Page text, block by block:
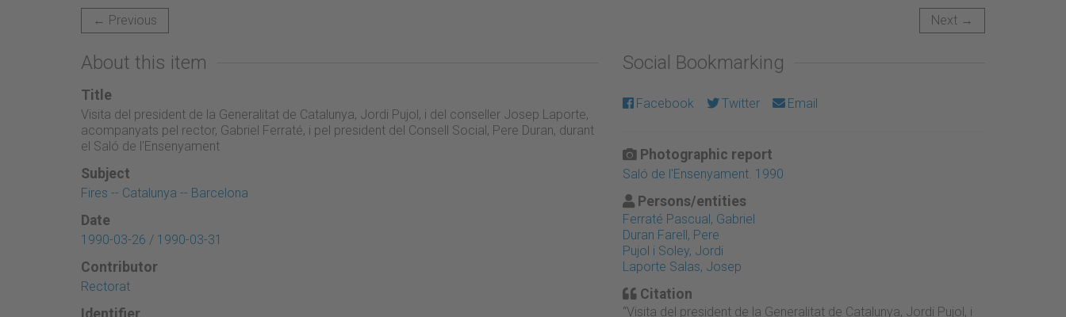
← Previous Next →
About this item
Title
Visita del president de la Generalitat de Catalunya, Jordi Pujol, i del conseller Josep Laporte,
acompanyats pel rector, Gabriel Ferraté, i pel president del Consell Social, Pere Duran, durant
el Saló de l'Ensenyament
Subject
Fires -- Catalunya -- Barcelona
Date
1990-03-26 / 1990-03-31
Contributor
Rectorat
Identifier
Social Bookmarking
Facebook Twitter Email
Photographic report
Saló de l'Ensenyament. 1990
Persons/entities
Ferraté Pascual, Gabriel
Duran Farell, Pere
Pujol i Soley, Jordi
Laporte Salas, Josep
Citation
“Visita del president de la Generalitat de Catalunya, Jordi Pujol, i